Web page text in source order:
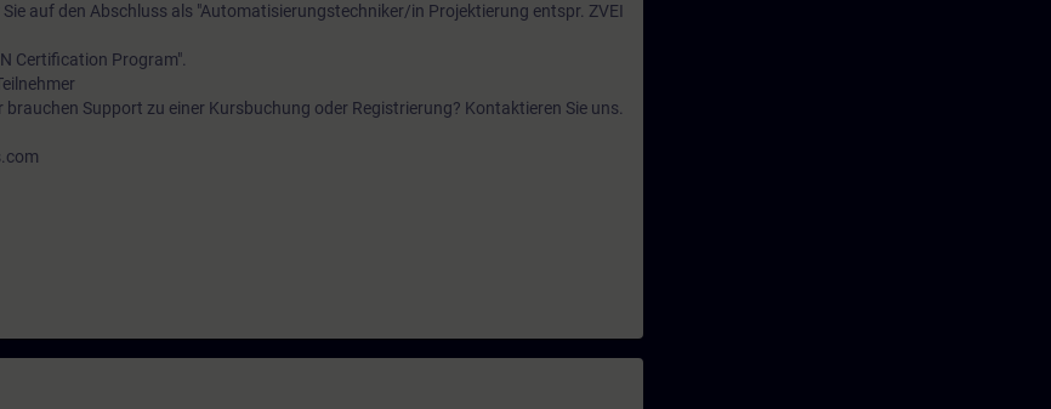
auf den Abschluss als "Automatisierungstechniker/in Projektierung entspr. ZVEI
Certification Program".
Support zu einer Kursbuchung oder Registrierung? Kontaktieren Sie uns.